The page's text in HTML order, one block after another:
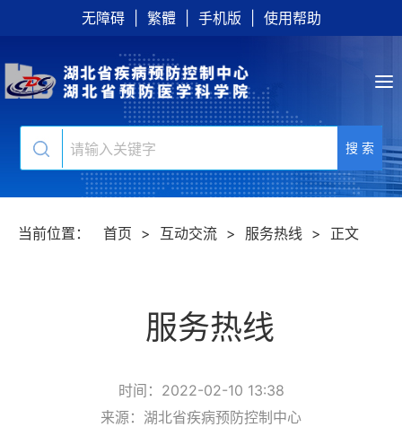
无障碍 繁體 手机版 使用帮助
搜 索
当前位置： 首页 > 互动交流 > 服务热线 > 正文
服务热线
时间：2022-02-10 13:38
来源：湖北省疾病预防控制中心